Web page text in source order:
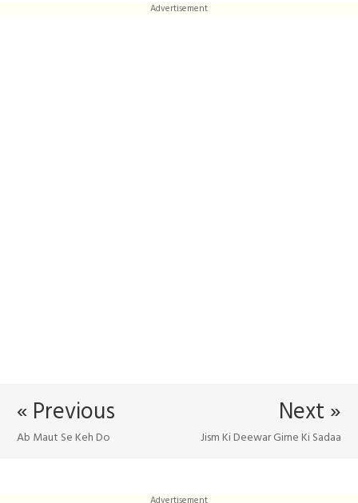
Advertisement
Next »
Jism Ki Deewar Girne Ki Sadaa
« Previous
Ab Maut Se Keh Do